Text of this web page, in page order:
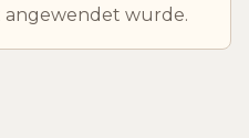
angewendet wurde.